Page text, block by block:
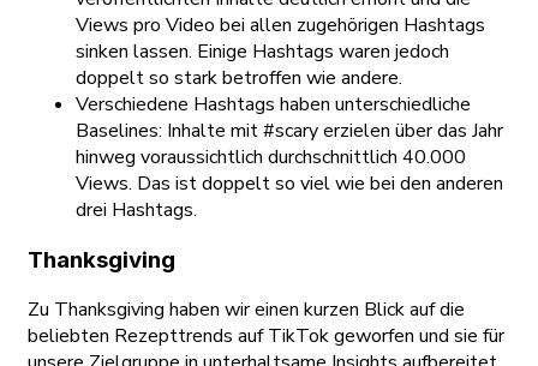
Views pro Video bei allen zugehörigen Hashtags
sinken lassen. Einige Hashtags waren jedoch
doppelt so stark betroffen wie andere.
Verschiedene Hashtags haben unterschiedliche
Baselines: Inhalte mit #scary erzielen über das Jahr
hinweg voraussichtlich durchschnittlich 40.000
Views. Das ist doppelt so viel wie bei den anderen
drei Hashtags.
Thanksgiving
Zu Thanksgiving haben wir einen kurzen Blick auf die
beliebten Rezepttrends auf TikTok geworfen und sie für